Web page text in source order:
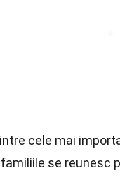
cele mai
se reunesc